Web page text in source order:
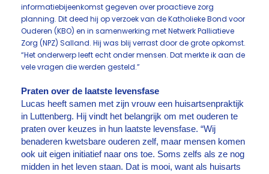
informatiebijeenkomst gegeven over proactieve zorg
planning. Dit deed hij op verzoek van de Katholieke Bond voor
Ouderen (KBO) en in samenwerking met Netwerk Palliatieve
Zorg (NPZ) Salland. Hij was blij verrast door de grote opkomst.
“Het onderwerp leeft echt onder mensen. Dat merkte ik aan de
vele vragen die werden gesteld.”
Praten over de laatste levensfase
Lucas heeft samen met zijn vrouw een huisartsenpraktijk
in Luttenberg. Hij vindt het belangrijk om met ouderen te
praten over keuzes in hun laatste levensfase. “Wij
benaderen kwetsbare ouderen zelf, maar mensen komen
ook uit eigen initiatief naar ons toe. Soms zelfs als ze nog
midden in het leven staan. Dat is mooi, want als huisarts